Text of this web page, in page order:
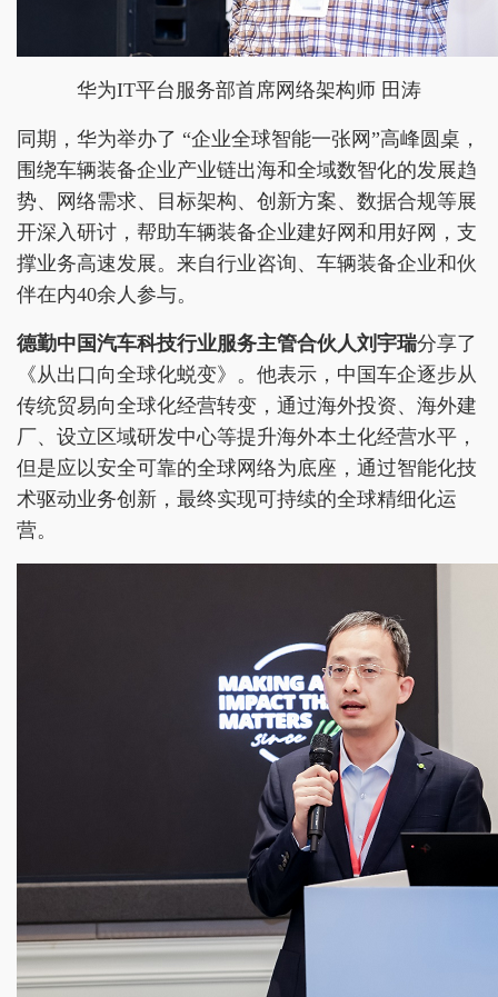
华为IT平台服务部首席网络架构师 田涛
同期，华为举办了 “企业全球智能一张网”高峰圆桌，
围绕车辆装备企业产业链出海和全域数智化的发展趋
势、网络需求、目标架构、创新方案、数据合规等展
开深入研讨，帮助车辆装备企业建好网和用好网，支
撑业务高速发展。来自行业咨询、车辆装备企业和伙
伴在内40余人参与。
德勤中国汽车科技行业服务主管合伙人刘宇瑞分享了
《从出口向全球化蜕变》。他表示，中国车企逐步从
传统贸易向全球化经营转变，通过海外投资、海外建
厂、设立区域研发中心等提升海外本土化经营水平，
但是应以安全可靠的全球网络为底座，通过智能化技
术驱动业务创新，最终实现可持续的全球精细化运
营。